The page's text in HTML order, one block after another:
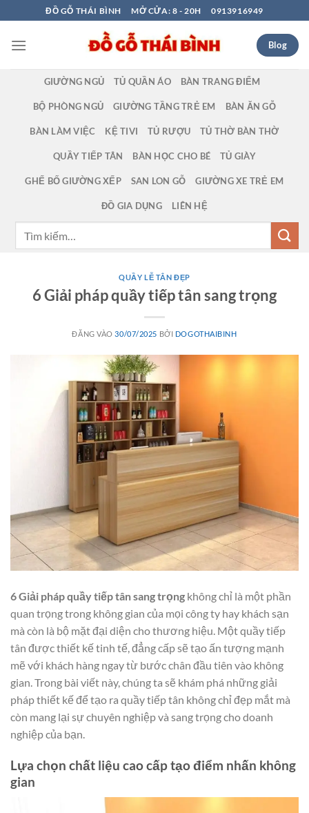
qua
nội
ĐỒ GỖ THÁI BÌNH MỞ CỬA: 8 - 20H 0913916949
Blog
GIƯỜNG NGỦ TỦ QUẦN ÁO BÀN TRANG ĐIỂM
BỘ PHÒNG NGỦ GIƯỜNG TẦNG TRẺ EM BÀN ĂN GỖ
BÀN LÀM VIỆC KỆ TIVI TỦ RƯỢU TỦ THỜ BÀN THỜ
QUẦY TIẾP TÂN BÀN HỌC CHO BÉ TỦ GIÀY
GHẾ BỐ GIƯỜNG XẾP SAN LON GỖ GIƯỜNG XE TRẺ EM
ĐỒ GIA DỤNG LIÊN HỆ
QUẦY LỄ TÂN ĐẸP
6 Giải pháp quầy tiếp tân sang trọng
ĐĂNG VÀO30/07/2025 BỞI DOGOTHAIBINH
6 Giải pháp quầy tiếp tân sang trọng không chỉ là một phần
quan trọng trong không gian của mọi công ty hay khách sạn
mà còn là bộ mặt đại diện cho thương hiệu. Một quầy tiếp
tân được thiết kế tinh tế, đẳng cấp sẽ tạo ấn tượng mạnh
mẽ với khách hàng ngay từ bước chân đầu tiên vào không
gian. Trong bài viết này, chúng ta sẽ khám phá những giải
pháp thiết kế để tạo ra quầy tiếp tân không chỉ đẹp mắt mà
còn mang lại sự chuyên nghiệp và sang trọng cho doanh
nghiệp của bạn.
Lựa chọn chất liệu cao cấp tạo điểm nhấn không
gian